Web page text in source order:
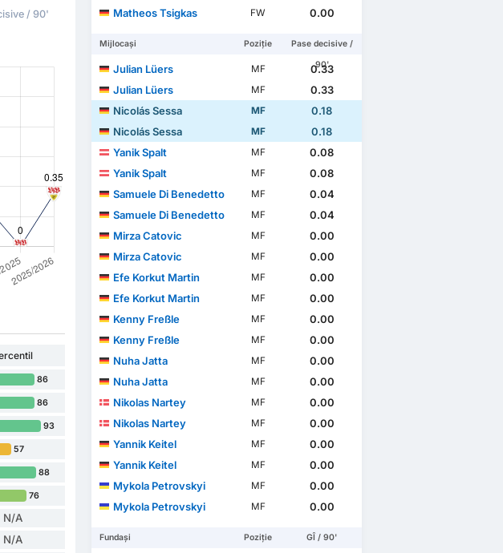
/ 90'
86
86
93
57
88
76
N/A
N/A
Matheos Tsigkas
FW 0.00
Mijlocași Poziție
Pase decisive /
90'
Julian Lüers MF
0.33
Julian Lüers
MF
0.33
Nicolás Sessa
MF
0.18
Nicolás Sessa
MF
0.18
Yanik Spalt
MF
0.08
Yanik Spalt
MF
0.08
Samuele Di Benedetto
MF
0.04
Samuele Di Benedetto
MF
0.04
Mirza Catovic
MF
0.00
Mirza Catovic
MF
0.00
Efe Korkut Martin
MF
0.00
Efe Korkut Martin
MF
0.00
Kenny Freßle
MF
0.00
Kenny Freßle
MF
0.00
Nuha Jatta
MF
0.00
Nuha Jatta
MF
0.00
Nikolas Nartey
MF
0.00
Nikolas Nartey
MF
0.00
Yannik Keitel
MF
0.00
Yannik Keitel
MF
0.00
Mykola Petrovskyi
MF
0.00
Mykola Petrovskyi
MF 0.00
Fundași Poziție GÎ / 90'